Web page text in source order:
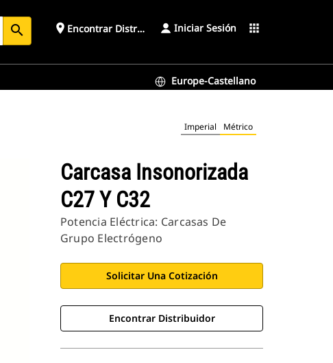
search place Encontrar Distribuidor Iniciar Sesión apps
Europe-Castellano
Imperial Métrico
Carcasa Insonorizada
C27 Y C32
Potencia Eléctrica: Carcasas De
Grupo Electrógeno
Solicitar Una Cotización
Encontrar Distribuidor